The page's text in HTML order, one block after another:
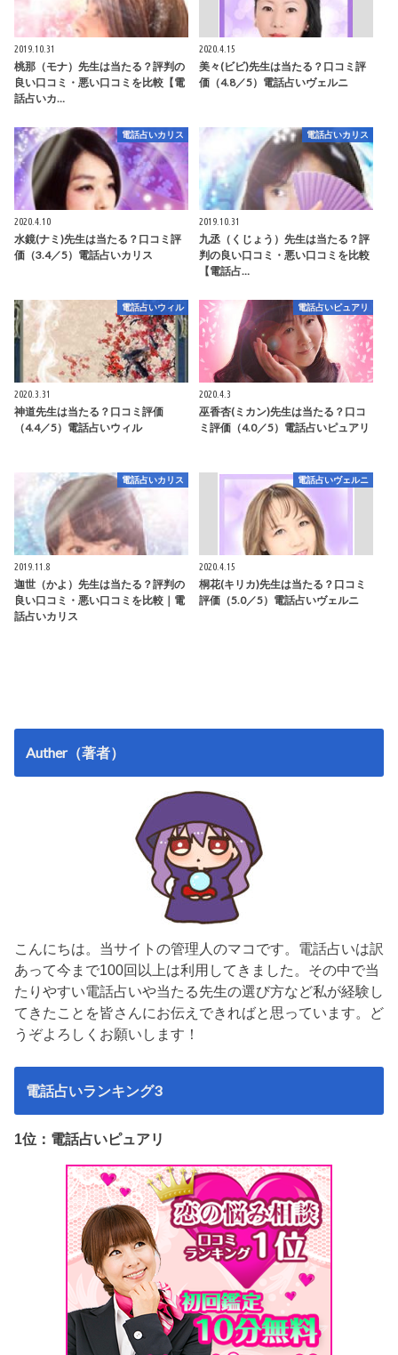
2019.10.31
桃那（モナ）先生は当たる？評判の
良い口コミ・悪い口コミを比較【電
話占いカ…
2020.4.15
美々(ビビ)先生は当たる？口コミ評
価（4.8／5）電話占いヴェルニ
電話占いカリス
2020.4.10
水鏡(ナミ)先生は当たる？口コミ評
価（3.4／5）電話占いカリス
電話占いカリス
2019.10.31
九丞（くじょう）先生は当たる？評
判の良い口コミ・悪い口コミを比較
【電話占…
電話占いウィル
2020.3.31
神道先生は当たる？口コミ評価
（4.4／5）電話占いウィル
電話占いピュアリ
2020.4.3
巫香杏(ミカン)先生は当たる？口コ
ミ評価（4.0／5）電話占いピュアリ
電話占いカリス
2019.11.8
迦世（かよ）先生は当たる？評判の
良い口コミ・悪い口コミを比較｜電
話占いカリス
電話占いヴェルニ
2020.4.15
桐花(キリカ)先生は当たる？口コミ
評価（5.0／5）電話占いヴェルニ
Auther（著者）
こんにちは。当サイトの管理人のマコです。電話占いは訳
あって今まで100回以上は利用してきました。その中で当
たりやすい電話占いや当たる先生の選び方など私が経験し
てきたことを皆さんにお伝えできればと思っています。ど
うぞよろしくお願いします！
電話占いランキング3
1位：電話占いピュアリ